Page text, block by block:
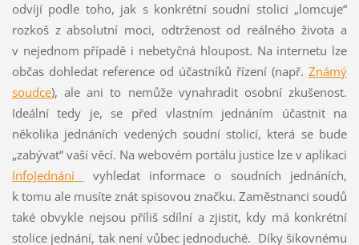
odvíjí podle toho, jak s konkrétní soudní stolicí „lomcuje“
rozkoš z absolutní moci, odtrženost od reálného života a
v nejednom případě i nebetyčná hloupost. Na internetu lze
občas dohledat reference od účastníků řízení (např.Známý
soudce), ale ani to nemůže vynahradit osobní zkušenost.
Ideální tedy je, se před vlastním jednáním účastnit na
několika jednáních vedených soudní stolicí, která se bude
„zabývat“ vaší věcí. Na webovém portálu justice lze v aplikaci
InfoJednání
vyhledat informace o soudních jednáních,
k tomu ale musíte znát spisovou značku. Zaměstnanci soudů
také obvykle nejsou příliš sdílní a zjistit, kdy má konkrétní
stolice jednání, tak není vůbec jednoduché. Díky šikovnému